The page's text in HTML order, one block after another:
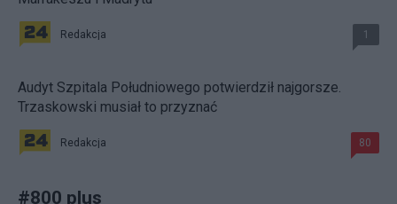
Redakcja 1
Audyt Szpitala Południowego potwierdził najgorsze.
Trzaskowski musiał to przyznać
Redakcja 80
#800 plus